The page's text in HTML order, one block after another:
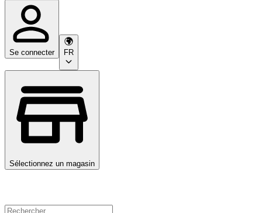
Se connecter FR
Sélectionnez un magasin